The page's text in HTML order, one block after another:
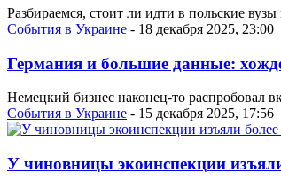
Разбираемся, стоит ли идти в польские
События в Украине - 18 декабря 2025, 23:00
Германия и большие данные:
Немецкий бизнес наконец-то распробовал
События в Украине - 15 декабря 2025, 17:56
У чиновницы экоинспекции